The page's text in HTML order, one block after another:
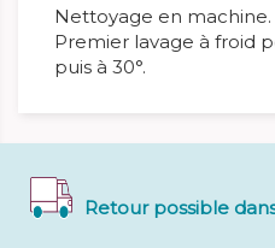
Nettoyage en machine.
Premier lavage à froid
puis à 30°.
Retour possible